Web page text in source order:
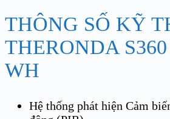
THÔNG SỐ KỸ
THERONDA
WH
Hệ thống phát hiện Cảm